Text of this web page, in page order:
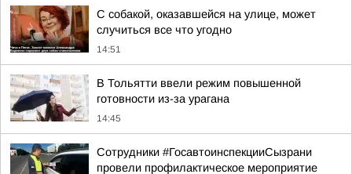
С собакой, оказавшейся на улице, может
случиться все что угодно
14:51
В Тольятти ввели режим повышенной
готовности из-за урагана
14:45
Сотрудники #ГосавтоинспекцииСызрани
провели профилактическое мероприятие